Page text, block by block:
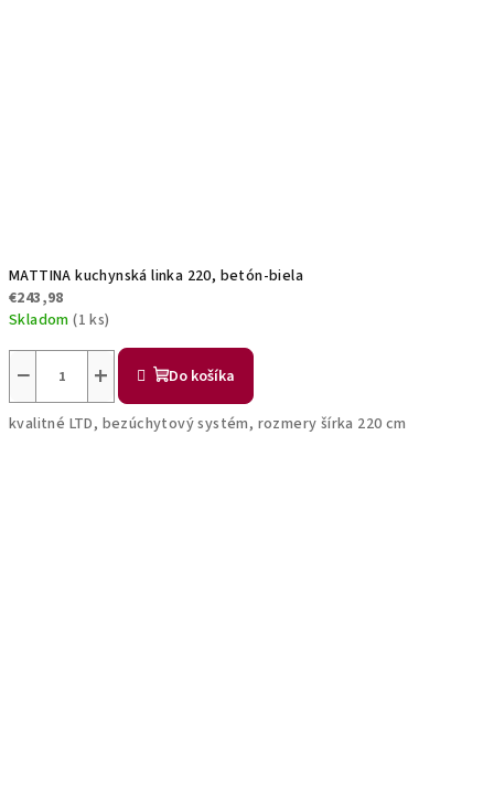
MATTINA kuchynská linka 220, betón-biela
€243,98
Skladom(1 ks)
+
− Do košíka
kvalitné LTD, bezúchytový systém, rozmery šírka 220 cm